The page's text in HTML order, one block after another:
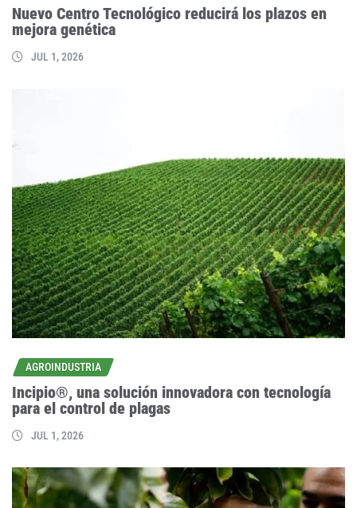
Nuevo Centro Tecnológico reducirá los plazos en
mejora genética
JUL 1, 2026
AGROINDUSTRIA
Incipio®, una solución innovadora con tecnología
para el control de plagas
JUL 1, 2026